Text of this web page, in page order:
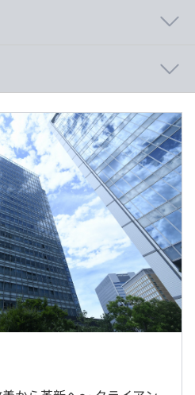
さまざまなプロジェクトや職
アを手に入れることが可能で
役割やミッションを決めるの
キャリアビジョンを実現でき
にフラットです。役職者でも
思や提案を伝えることができ
キャリアアップ制度が充実し
資を惜しまない社風なので、
る環境を徹底して整えていま
先からの直受け案件を手がけ
番2号 アートヴィレッジ大崎
）
応じ、決定します
（月収：34万688円～）
円/10h～（超過分は別途支給
する可能性はございます
固定30h～となります
証するものではありません）